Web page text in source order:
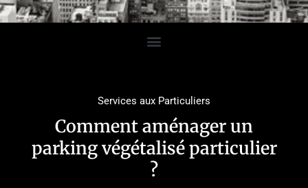
Services aux Particuliers
Comment aménager un
parking végétalisé particulier
?